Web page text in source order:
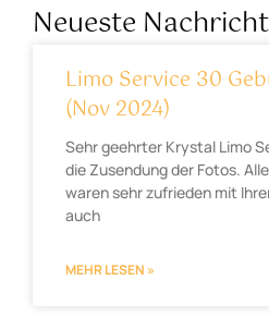
Neueste
Limo Service 30
(Nov 2024)
Sehr geehrter Krystal Limo
die Zusendung der Fotos.
waren sehr zufrieden mit
auch
MEHR LESEN »